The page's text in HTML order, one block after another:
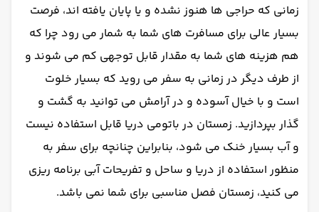
زمانی که حراجی ها هنوز نشده و یا پایان یافته اند، فرصت
بسیار عالی برای مسافرت های شما به شمار می رود چرا که
هم هزینه های شما به مقدار قابل توجهی کم می شوند و
از طرف دیگر در زمانی به سفر می روید که بسیار خلوت
است و با خیال آسوده و در آرامش می توانید به گشت و
گذار بپردازید. زمستان در باتومی دریا قابل استفاده نیست
و آب بسیار خنک می شود، بنابراین چنانچه برای سفر به
منظور استفاده از دریا و ساحل و تفریحات آبی برنامه ریزی
می کنید، زمستان فصل مناسبی برای شما نمی باشد.